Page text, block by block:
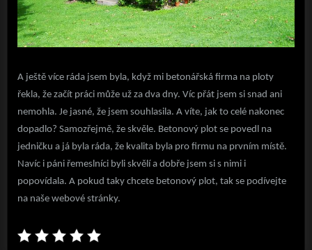
A ještě více ráda jsem byla, když mi betonářská firma na ploty
řekla, že začít práci může už za dva dny. Víc přát jsem si snad ani
nemohla. Je jasné, že jsem souhlasila. A víte, jak to celé nakonec
dopadlo? Samozřejmě, že skvěle. Betonový plot se povedl na
jedničku a já byla ráda, že kvalita byla pro firmu na prvním místě.
Navíc i páni řemeslníci byli skvělí a dobře jsem si s nimi i
popovídala. A pokud taky chcete betonový plot, tak se podívejte
na naše webové stránky.